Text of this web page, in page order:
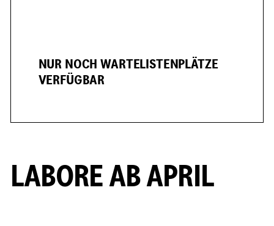
NUR NOCH WARTELISTENPLÄTZE
VERFÜGBAR
LABORE AB APRIL